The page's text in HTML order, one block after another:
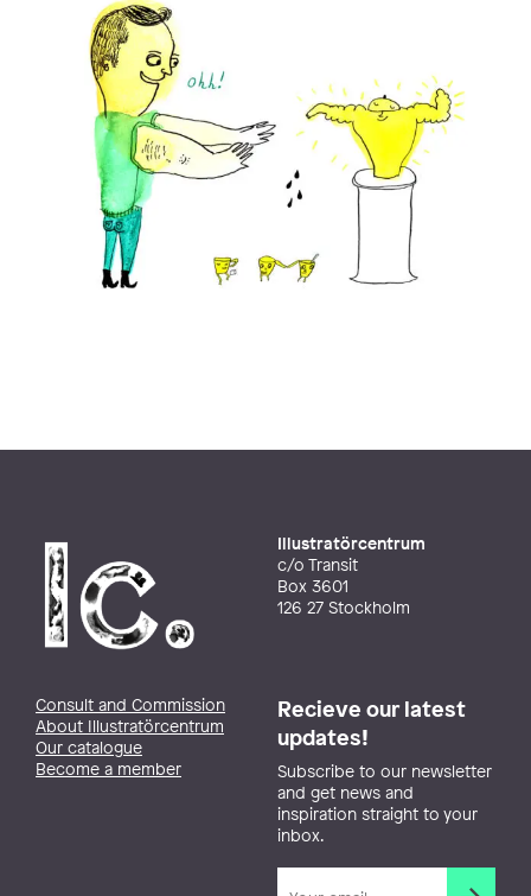
Illustratörcentrum
c/o Transit
Box 3601
126 27 Stockholm
Consult and Commission
About Illustratörcentrum
Our catalogue
Become a member
Recieve our latest
updates!
Subscribe to our newsletter
and get news and
inspiration straight to your
inbox.